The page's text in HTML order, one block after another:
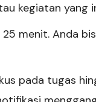
kegiatan yang
menit. Anda
pada tugas